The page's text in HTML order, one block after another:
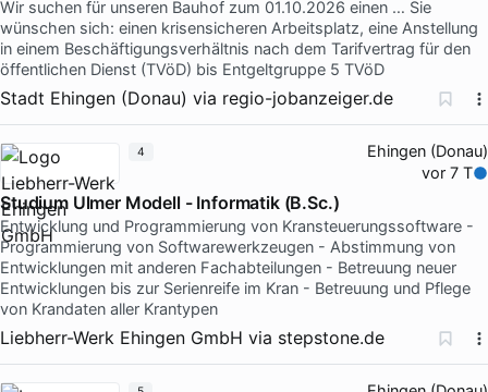
Wir suchen für unseren Bauhof zum 01.10.2026 einen … Sie
wünschen sich: einen krisensicheren Arbeitsplatz, eine Anstellung
in einem Beschäftigungsverhältnis nach dem Tarifvertrag für den
öffentlichen Dienst (TVöD) bis Entgeltgruppe 5 TVöD
Stadt Ehingen (Donau) via regio-jobanzeiger.de
Ehingen (Donau)
vor 7 T
Studium Ulmer Modell - Informatik (B.Sc.)
Entwicklung und Programmierung von Kransteuerungssoftware -
Programmierung von Softwarewerkzeugen - Abstimmung von
Entwicklungen mit anderen Fachabteilungen - Betreuung neuer
Entwicklungen bis zur Serienreife im Kran - Betreuung und Pflege
von Krandaten aller Krantypen
Liebherr-Werk Ehingen GmbH via stepstone.de
4